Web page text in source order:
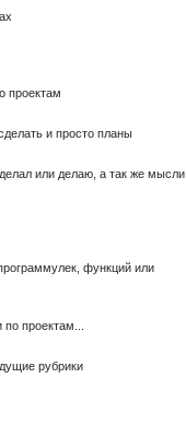
проектам
и просто планы
делал или делаю, а так же мысли
функций или
проектам...
рубрики